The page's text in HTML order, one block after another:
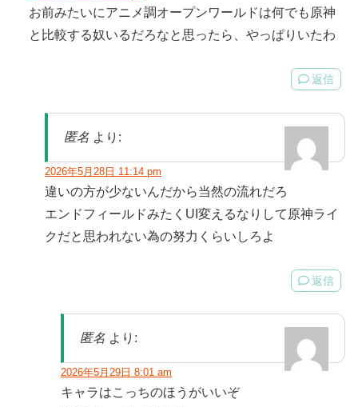
お前みたいにアニメ調オープンワールドは何でも原神
と比較する奴いるだろなと思ったら、やっぱりいたわ
返信
匿名 より:
2026年5月28日 11:14 pm
違いの方が少ないんだから当然の流れだろ
エンドフィールドみたくUI変えるなりして原神ライ
クだと思われない為の努力くらいしろよ
返信
匿名 より:
2026年5月29日 8:01 am
キャラはこっちのほうがいいぞ